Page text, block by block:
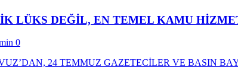
LÜKS DEĞİL, EN TEMEL KAMU
0